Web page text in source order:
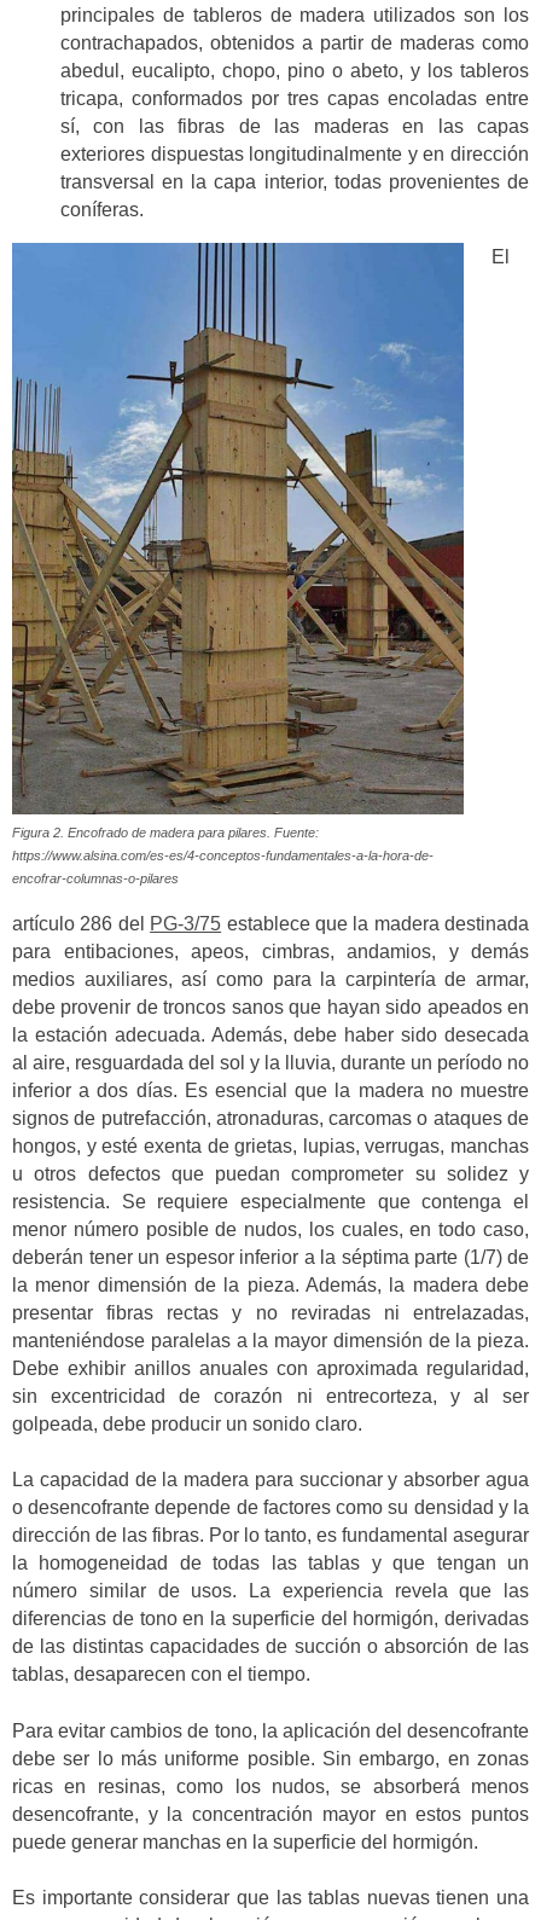
principales de tableros de madera utilizados son los
contrachapados, obtenidos a partir de maderas como
abedul, eucalipto, chopo, pino o abeto, y los tableros
tricapa, conformados por tres capas encoladas entre
sí, con las fibras de las maderas en las capas
exteriores dispuestas longitudinalmente y en dirección
transversal en la capa interior, todas provenientes de
coníferas.
Figura 2. Encofrado de madera para pilares. Fuente:
https://www.alsina.com/es-es/4-conceptos-fundamentales-a-la-hora-de-
encofrar-columnas-o-pilares
El
artículo 286 del PG-3/75 establece que la madera destinada
para entibaciones, apeos, cimbras, andamios, y demás
medios auxiliares, así como para la carpintería de armar,
debe provenir de troncos sanos que hayan sido apeados en
la estación adecuada. Además, debe haber sido desecada
al aire, resguardada del sol y la lluvia, durante un período no
inferior a dos días. Es esencial que la madera no muestre
signos de putrefacción, atronaduras, carcomas o ataques de
hongos, y esté exenta de grietas, lupias, verrugas, manchas
u otros defectos que puedan comprometer su solidez y
resistencia. Se requiere especialmente que contenga el
menor número posible de nudos, los cuales, en todo caso,
deberán tener un espesor inferior a la séptima parte (1/7) de
la menor dimensión de la pieza. Además, la madera debe
presentar fibras rectas y no reviradas ni entrelazadas,
manteniéndose paralelas a la mayor dimensión de la pieza.
Debe exhibir anillos anuales con aproximada regularidad,
sin excentricidad de corazón ni entrecorteza, y al ser
golpeada, debe producir un sonido claro.
La capacidad de la madera para succionar y absorber agua
o desencofrante depende de factores como su densidad y la
dirección de las fibras. Por lo tanto, es fundamental asegurar
la homogeneidad de todas las tablas y que tengan un
número similar de usos. La experiencia revela que las
diferencias de tono en la superficie del hormigón, derivadas
de las distintas capacidades de succión o absorción de las
tablas, desaparecen con el tiempo.
Para evitar cambios de tono, la aplicación del desencofrante
debe ser lo más uniforme posible. Sin embargo, en zonas
ricas en resinas, como los nudos, se absorberá menos
desencofrante, y la concentración mayor en estos puntos
puede generar manchas en la superficie del hormigón.
Es importante considerar que las tablas nuevas tienen una